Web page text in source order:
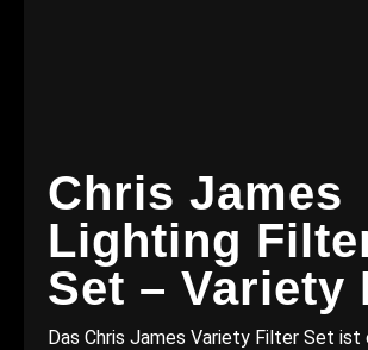
Chris James
Lighting
Set – Variety
Das Chris James Variety Filter Set ist